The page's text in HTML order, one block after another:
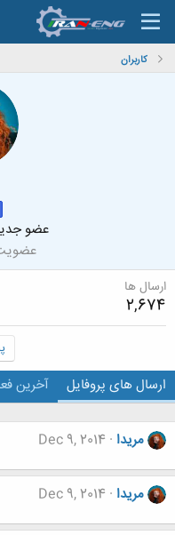
کاربران
عضو
ارسال ها
2,674
ارسال های پروفایل آخرین
مریدا Dec 9, 2014
مریدا Dec 9, 2014